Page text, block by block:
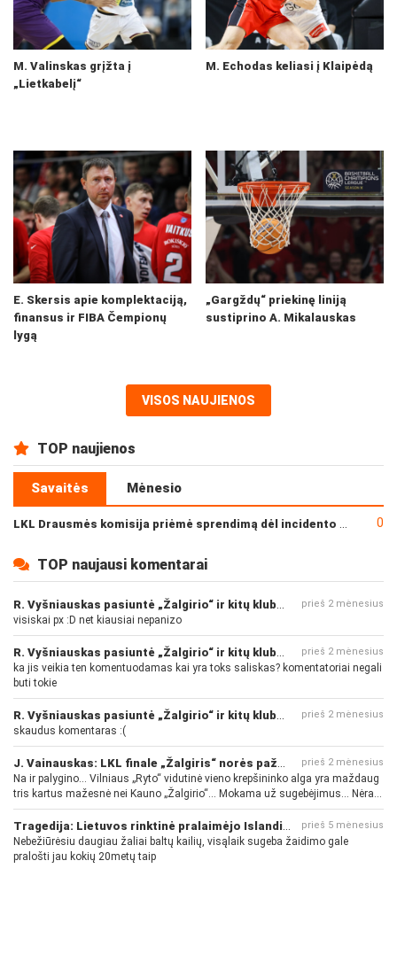
M. Valinskas grįžta į
„Lietkabelį“
M. Echodas keliasi į Klaipėdą
E. Skersis apie komplektaciją,
finansus ir FIBA Čempionų
lygą
„Gargždų“ priekinę liniją
sustiprino A. Mikalauskas
VISOS NAUJIENOS
TOP naujienos
Savaitės Mėnesio
0
TOP naujausi komentarai
prieš 2 mėnesius
visiskai px :D net kiausiai nepanizo
prieš 2 mėnesius
ka jis veikia ten komentuodamas kai yra toks saliskas? komentatoriai negali
buti tokie
prieš 2 mėnesius
skaudus komentaras :(
prieš 2 mėnesius
Na ir palygino... Vilniaus „Ryto“ vidutinė vieno krepšininko alga yra maždaug
tris kartus mažesnė nei Kauno „Žalgirio“... Mokama už sugebėjimus... Nėra
pinigų - nėra gerų žaidėjų...
prieš 5 mėnesius
Nebežiūrėsiu daugiau žaliai baltų kailių, visąlaik sugeba žaidimo gale
pralošti jau kokių 20metų taip